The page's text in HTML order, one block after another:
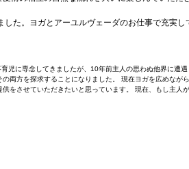
た。ヨガとアーユルヴェーダのお仕事で充実
児に専念してきましたが、10年前主人の思わぬ他界に
両方を探求することになりました。 現在ヨガを広めな
をさせていただきたいと思っています。 現在、もし主